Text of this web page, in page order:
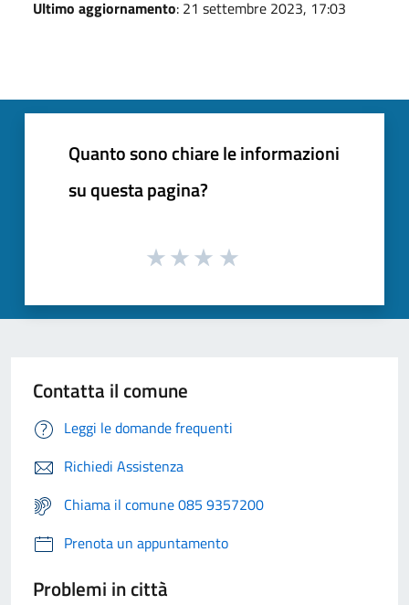
Ultimo aggiornamento: 21 settembre 2023, 17:03
Quanto sono chiare le informazioni
su questa pagina?
Contatta il comune
Leggi le domande frequenti
Richiedi Assistenza
Chiama il comune 085 9357200
Prenota un appuntamento
Problemi in città